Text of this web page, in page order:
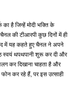
है जिन्हें मोदी भक्ति के
की टीआरपी कुछ दिनों में ही
में यह कहते हुए चैनल ने अपने
स्वयं थपथपानी शुरू कर दी और
कर दिखाना चाहता है और
कर रहे हैं, पर इस उत्साही